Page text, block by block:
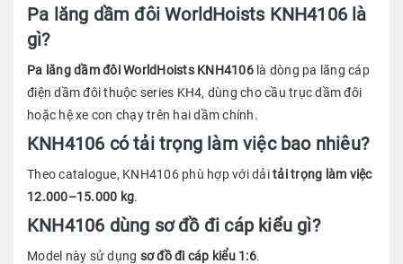
Pa lăng dầm đôi WorldHoists KNH4106 là
gì?
Pa lăng dầm đôi WorldHoists KNH4106là dòng pa lăng cáp
điện dầm đôi thuộc series KH4, dùng cho cầu trục dầm đôi
hoặc hệ xe con chạy trên hai dầm chính.
KNH4106 có tải trọng làm việc bao nhiêu?
Theo catalogue, KNH4106 phù hợp với dảitải trọng làm việc
12.000–15.000 kg.
KNH4106 dùng sơ đồ đi cáp kiểu gì?
Model này sử dụng sơ đồ đi cáp kiểu 1:6.